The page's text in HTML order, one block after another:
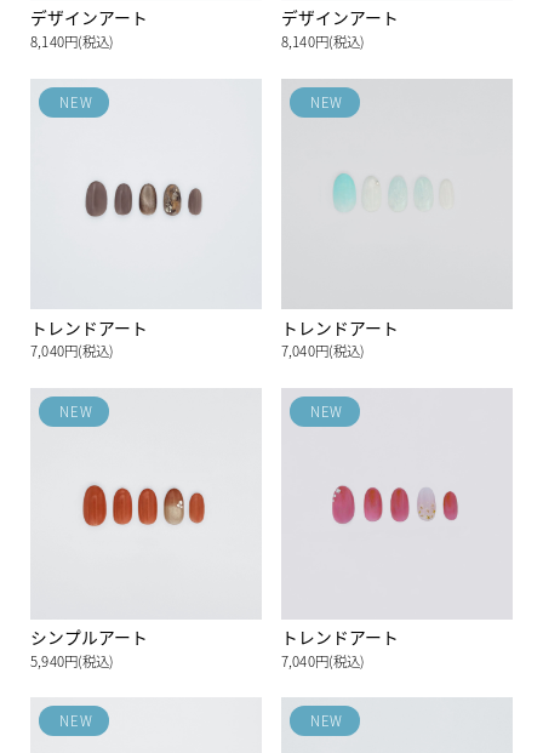
デザインアート
8,140円(税込)
デザインアート
8,140円(税込)
トレンドアート
7,040円(税込)
NEW
トレンドアート
7,040円(税込)
NEW
シンプルアート
5,940円(税込)
NEW
トレンドアート
7,040円(税込)
NEW
NEW NEW